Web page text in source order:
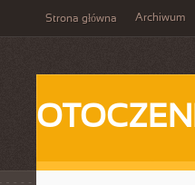
Strona główna Archiwum